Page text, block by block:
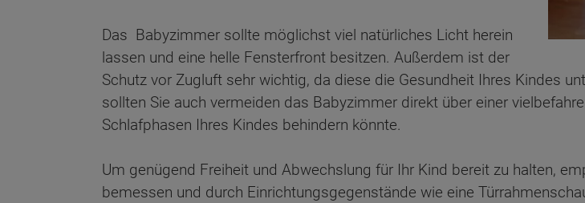
Das Babyzimmer sollte möglichst viel natürliches Licht herein
lassen und eine helle Fensterfront besitzen. Außerdem ist der
Schutz vor Zugluft sehr wichtig, da diese die Gesundheit Ihres Kindes
sollten Sie auch vermeiden das Babyzimmer direkt über einer
Schlafphasen Ihres Kindes behindern könnte.
Um genügend Freiheit und Abwechslung für Ihr Kind bereit zu halten,
bemessen und durch Einrichtungsgegenstände wie eine